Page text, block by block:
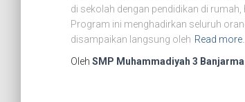
di sekolah dengan pendidikan di
Program ini menghadirkan seluruh
disampaikan langsung oleh Read more…
Oleh SMP Muhammadiyah 3